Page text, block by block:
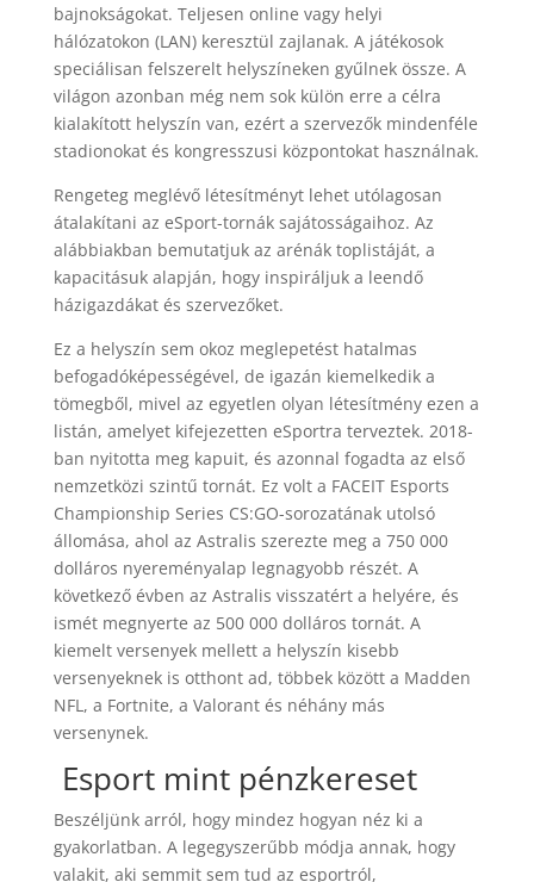
bajnokságokat. Teljesen online vagy helyi
hálózatokon (LAN) keresztül zajlanak. A játékosok
speciálisan felszerelt helyszíneken gyűlnek össze. A
világon azonban még nem sok külön erre a célra
kialakított helyszín van, ezért a szervezők mindenféle
stadionokat és kongresszusi központokat használnak.
Rengeteg meglévő létesítményt lehet utólagosan
átalakítani az eSport-tornák sajátosságaihoz. Az
alábbiakban bemutatjuk az arénák toplistáját, a
kapacitásuk alapján, hogy inspiráljuk a leendő
házigazdákat és szervezőket.
Ez a helyszín sem okoz meglepetést hatalmas
befogadóképességével, de igazán kiemelkedik a
tömegből, mivel az egyetlen olyan létesítmény ezen a
listán, amelyet kifejezetten eSportra terveztek. 2018-
ban nyitotta meg kapuit, és azonnal fogadta az első
nemzetközi szintű tornát. Ez volt a FACEIT Esports
Championship Series CS:GO-sorozatának utolsó
állomása, ahol az Astralis szerezte meg a 750 000
dolláros nyereményalap legnagyobb részét. A
következő évben az Astralis visszatért a helyére, és
ismét megnyerte az 500 000 dolláros tornát. A
kiemelt versenyek mellett a helyszín kisebb
versenyeknek is otthont ad, többek között a Madden
NFL, a Fortnite, a Valorant és néhány más
versenynek.
Esport mint pénzkereset
Beszéljünk arról, hogy mindez hogyan néz ki a
gyakorlatban. A legegyszerűbb módja annak, hogy
valakit, aki semmit sem tud az esportról,